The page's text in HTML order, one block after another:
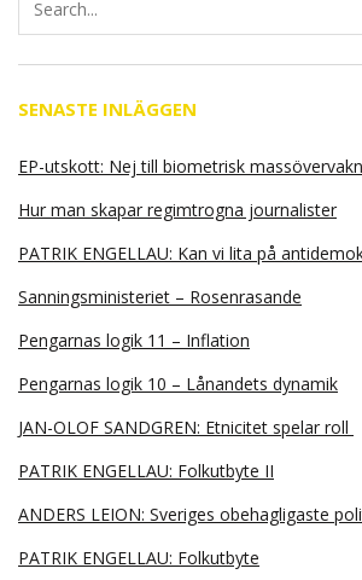
SENASTE INLÄGGEN
EP-utskott: Nej till biometrisk
Hur man skapar regimtrogna journalister
PATRIK ENGELLAU: Kan vi lita på
Sanningsministeriet – Rosenrasande
Pengarnas logik 11 – Inflation
Pengarnas logik 10 – Lånandets dynamik
JAN-OLOF SANDGREN: Etnicitet spelar roll
PATRIK ENGELLAU: Folkutbyte II
ANDERS LEION: Sveriges obehagligaste
PATRIK ENGELLAU: Folkutbyte